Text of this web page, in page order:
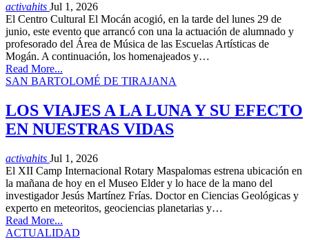
activahits Jul 1, 2026
El Centro Cultural El Mocán acogió, en la tarde del lunes 29 de
junio, este evento que arrancó con una la actuación de alumnado y
profesorado del Área de Música de las Escuelas Artísticas de
Mogán. A continuación, los homenajeados y…
Read More...
SAN BARTOLOMÉ DE TIRAJANA
LOS VIAJES A LA LUNA Y SU EFECTO
EN NUESTRAS VIDAS
activahits Jul 1, 2026
El XII Camp Internacional Rotary Maspalomas estrena ubicación en
la mañana de hoy en el Museo Elder y lo hace de la mano del
investigador Jesús Martínez Frías. Doctor en Ciencias Geológicas y
experto en meteoritos, geociencias planetarias y…
Read More...
ACTUALIDAD